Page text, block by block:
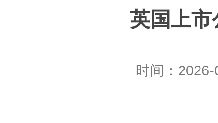
英国上市
时间：2026-